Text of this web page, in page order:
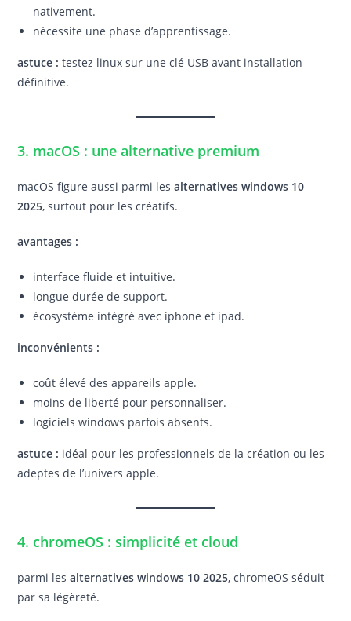
nativement.
nécessite une phase d’apprentissage.
astuce : testez linux sur une clé USB avant installation
définitive.
3. macOS : une alternative premium
macOS figure aussi parmi lesalternatives windows 10
2025, surtout pour les créatifs.
avantages :
interface fluide et intuitive.
longue durée de support.
écosystème intégré avec iphone et ipad.
inconvénients :
coût élevé des appareils apple.
moins de liberté pour personnaliser.
logiciels windows parfois absents.
astuce : idéal pour les professionnels de la création ou les
adeptes de l’univers apple.
4. chromeOS : simplicité et cloud
parmi lesalternatives windows 10 2025, chromeOS séduit
par sa légèreté.